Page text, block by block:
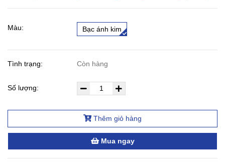
Màu: Bạc ánh kim
Tình trạng: Còn hàng
Số lượng:
Thêm giỏ hàng
Mua ngay